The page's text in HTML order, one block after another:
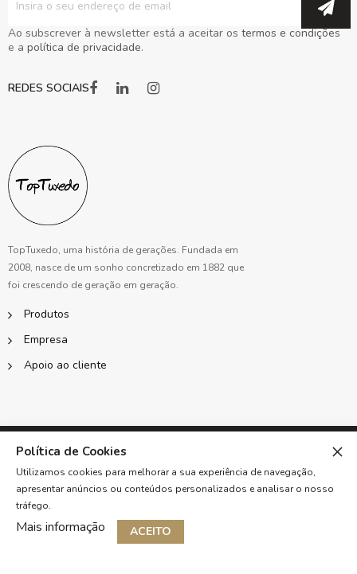
Política de Cookies
Utilizamos cookies para melhorar a sua experiência de navegação,
apresentar anúncios ou conteúdos personalizados e analisar o nosso
tráfego.
Mais informação ACEITO
Newsletter:
Ao subscrever à newsletter está a aceitar os termos e condições
e a política de privacidade.
REDES SOCIAIS
TopTuxedo, uma história de gerações. Fundada em
2008, nasce de um sonho concretizado em 1882 que
foi crescendo de geração em geração.
Produtos
Empresa
Apoio ao cliente
©2023 TODOS OS DIREITOS RESERVADOS A TOPTUXEDO, S.A. - GROWONWEB BY